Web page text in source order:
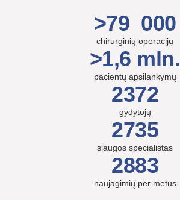
>79 000
chirurginių operacijų
>1,6 mln.
pacientų apsilankymų
2372
gydytojų
2735
slaugos specialistas
2883
naujagimių per metus